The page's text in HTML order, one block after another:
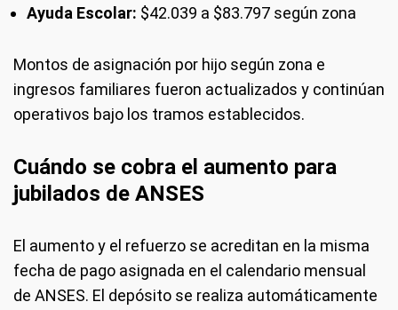
Ayuda Escolar: $42.039 a $83.797 según zona
Montos de asignación por hijo según zona e
ingresos familiares fueron actualizados y continúan
operativos bajo los tramos establecidos.
Cuándo se cobra el aumento para
jubilados de ANSES
El aumento y el refuerzo se acreditan en la misma
fecha de pago asignada en el calendario mensual
de ANSES. El depósito se realiza automáticamente